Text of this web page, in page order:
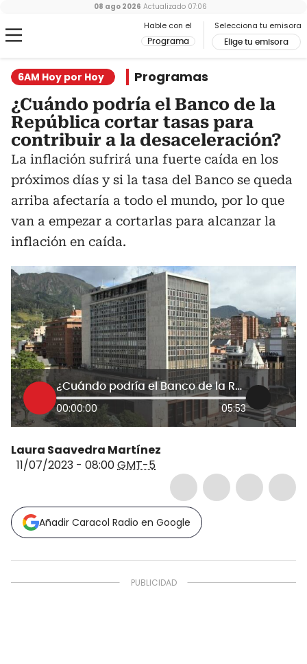
Hable con el
Programa
Selecciona tu emisora
Elige tu emisora
08 ago 2026 Actualizado 07:06
6AM Hoy por Hoy Programas
¿Cuándo podría el Banco de la
República cortar tasas para
contribuir a la desaceleración?
La inflación sufrirá una fuerte caída en los
próximos días y si la tasa del Banco se queda
arriba afectaría a todo el mundo, por lo que
van a empezar a cortarlas para alcanzar la
inflación en caída.
¿Cuándo podría el Banco de la República cortar tasas para contribuir a la desaceleración?
00:00:00 05:53
Laura Saavedra Martínez
11/07/2023 - 08:00GMT-5
Añadir Caracol Radio en Google